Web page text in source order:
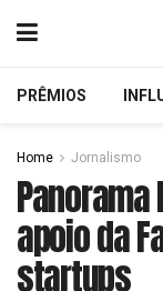
PRÊMIOS
Home Jornalismo
apoio da
startups